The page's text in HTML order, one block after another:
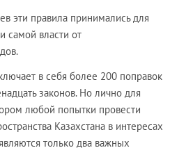
эти правила принимались для
самой власти от
в себя более 200 поправок
законов. Но лично для
любой попытки провести
Казахстана в интересах
только два важных